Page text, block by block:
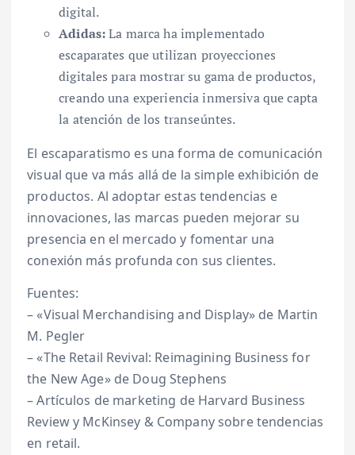
digital.
Adidas:La marca ha implementado
escaparates que utilizan proyecciones
digitales para mostrar su gama de productos,
creando una experiencia inmersiva que capta
la atención de los transeúntes.
El escaparatismo es una forma de comunicación
visual que va más allá de la simple exhibición de
productos. Al adoptar estas tendencias e
innovaciones, las marcas pueden mejorar su
presencia en el mercado y fomentar una
conexión más profunda con sus clientes.
Fuentes:
– «Visual Merchandising and Display» de Martin
M. Pegler
– «The Retail Revival: Reimagining Business for
the New Age» de Doug Stephens
– Artículos de marketing de Harvard Business
Review y McKinsey & Company sobre tendencias
en retail.